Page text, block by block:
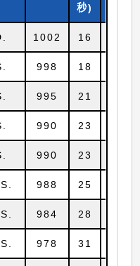
秒)
1002 16
998 18
995 21
990 23
990 23
988 25
984 28
978 31